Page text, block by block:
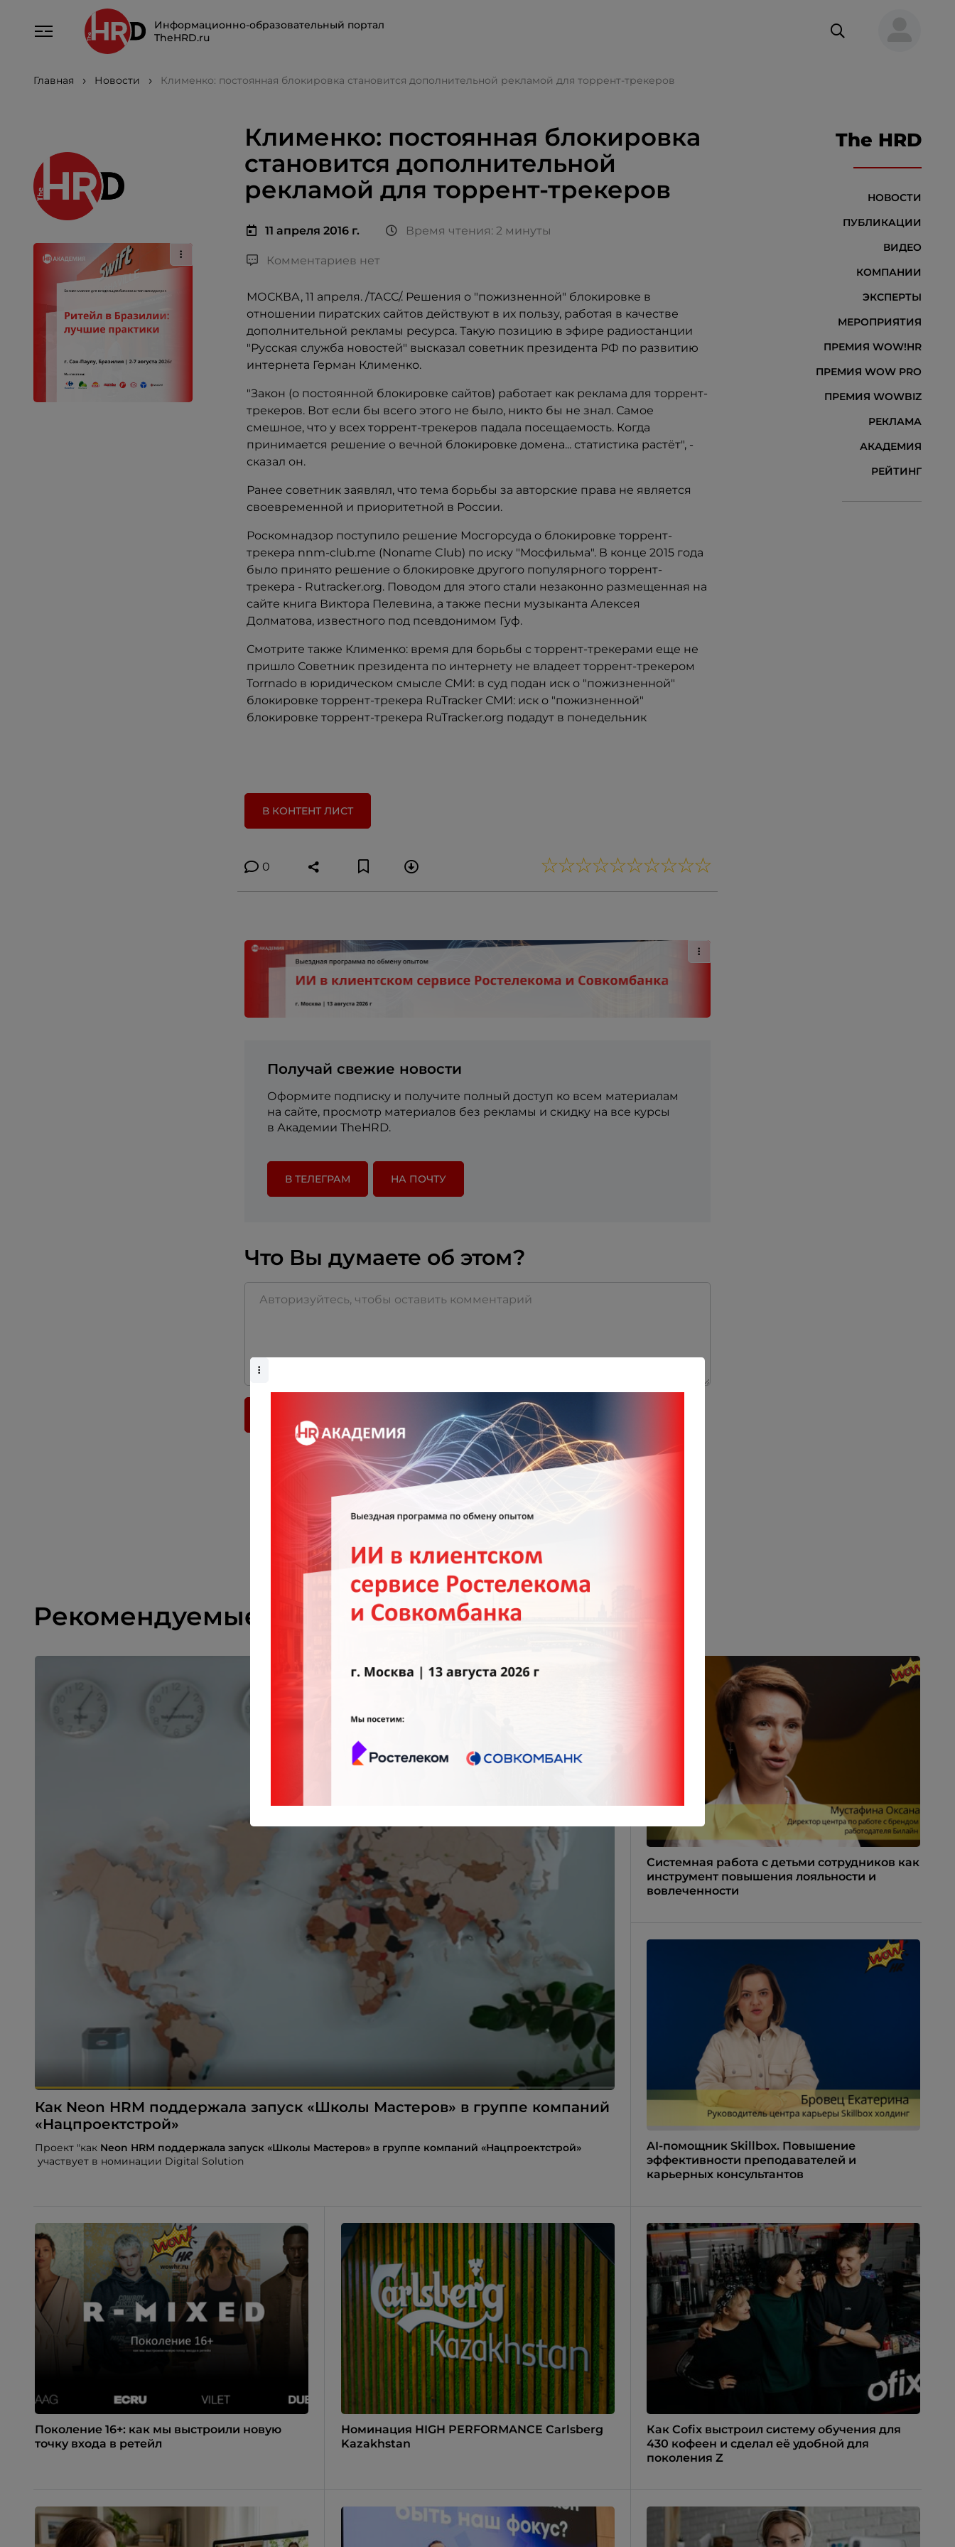
Информационно-образовательный портал
TheHRD.ru
Главная Новости Клименко: постоянная блокировка становится дополнительной рекламой для торрент-трекеров
Клименко: постоянная блокировка
становится дополнительной
рекламой для торрент-трекеров
11 апреля 2016 г. Время чтения: 2 минуты
Комментариев нет
МОСКВА, 11 апреля. /ТАСС/. Решения о "пожизненной" блокировке в
отношении пиратских сайтов действуют в их пользу, работая в качестве
дополнительной рекламы ресурса. Такую позицию в эфире радиостанции
"Русская служба новостей" высказал советник президента РФ по развитию
интернета Герман Клименко.
"Закон (о постоянной блокировке сайтов) работает как реклама для торрент-
трекеров. Вот если бы всего этого не было, никто бы не знал. Самое
смешное, что у всех торрент-трекеров падала посещаемость. Когда
принимается решение о вечной блокировке домена... статистика растёт", -
сказал он.
Ранее советник заявлял, что тема борьбы за авторские права не является
своевременной и приоритетной в России.
Роскомнадзор поступило решение Мосгорсуда о блокировке торрент-
трекера nnm-club.mе (Noname Club) по иску "Мосфильма". В конце 2015 года
было принято решение о блокировке другого популярного торрент-
трекера - Rutracker.org. Поводом для этого стали незаконно размещенная на
сайте книга Виктора Пелевина, а также песни музыканта Алексея
Долматова, известного под псевдонимом Гуф.
Смотрите также Клименко: время для борьбы с торрент-трекерами еще не
пришло Советник президента по интернету не владеет торрент-трекером
Torrnado в юридическом смысле СМИ: в суд подан иск о "пожизненной"
блокировке торрент-трекера RuTracker СМИ: иск о "пожизненной"
блокировке торрент-трекера RuTracker.org подадут в понедельник
В КОНТЕНТ ЛИСТ
0
The HRD
НОВОСТИ
ПУБЛИКАЦИИ
ВИДЕО
КОМПАНИИ
ЭКСПЕРТЫ
МЕРОПРИЯТИЯ
ПРЕМИЯ WOW!HR
ПРЕМИЯ WOW PRO
ПРЕМИЯ WOWBIZ
РЕКЛАМА
АКАДЕМИЯ
РЕЙТИНГ
Получай свежие новости
Оформите подписку и получите полный доступ ко всем материалам
на сайте, просмотр материалов без рекламы и скидку на все курсы
в Академии TheHRD.
В ТЕЛЕГРАМ НА ПОЧТУ
Что Вы думаете об этом?
При использовании материала гиперссылка на соответствующую
Рекомендуемые материалы
Как Neon HRM поддержала запуск «Школы Мастеров» в группе компаний
«Нацпроектстрой»
Проект "как Neon HRM поддержала запуск «Школы Мастеров» в группе компаний «Нацпроектстрой»
участвует в номинации Digital Solution
Системная работа с детьми сотрудников как
инструмент повышения лояльности и
вовлеченности
AI-помощник Skillbox. Повышение
эффективности преподавателей и
карьерных консультантов
Поколение 16+: как мы выстроили новую
точку входа в ретейл
Номинация HIGH PERFORMANCE Carlsberg
Kazakhstan
Как Cofix выстроил систему обучения для
430 кофеен и сделал её удобной для
поколения Z